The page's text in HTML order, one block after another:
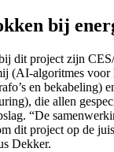
bij
dit project zijn
(AI-algoritmes voor
en bekabeling)
die allen
“De
dit project op de
Dekker.